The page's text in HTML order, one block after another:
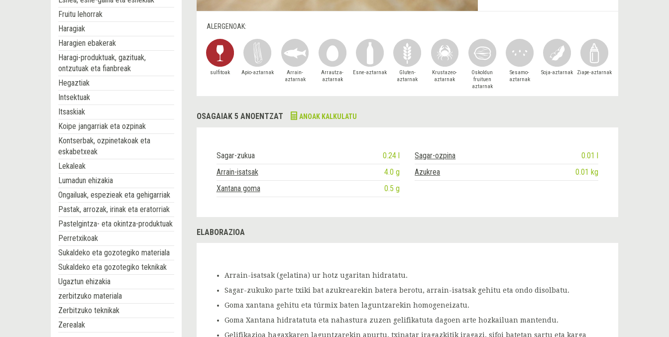
Fruitu lehorrak
Haragiak
Haragien ebakerak
Haragi-produktuak, gazituak,
ontzutuak eta fianbreak
Hegaztiak
Intsektuak
Itsaskiak
Koipe jangarriak eta ozpinak
Kontserbak, ozpinetakoak eta
eskabetxeak
Lekaleak
Lumadun ehizakia
Ongailuak, espezieak eta gehigarriak
Pastak, arrozak, irinak eta eratorriak
Pastelgintza- eta okintza-produktuak
Perretxikoak
Sukaldeko eta gozotegiko materiala
Sukaldeko eta gozotegiko teknikak
Ugaztun ehizakia
zerbitzuko materiala
Zerbitzuko teknikak
Zerealak
ALERGENOAK:
sulfitoak Apio-aztarnak
Arrain-
aztarnak
Arrautza-
aztarnak
Esne-aztarnak
Gluten-
aztarnak
Krustazeo-
aztarnak
Oskoldun
fruituen
aztarnak
Sesamo-
aztarnak
Soja-aztarnak Ziape-aztarnak
OSAGAIAK 5 ANOENTZAT ANOAK KALKULATU
Sagar-zukua 0.24 l Sagar-ozpina
0.01 l
Arrain-isatsak
4.0 g Azukrea
0.01 kg
Xantana goma
0.5 g
ELABORAZIOA
Arrain-isatsak (gelatina) ur hotz ugaritan hidratatu.
Sagar-zukuko parte txiki bat azukrearekin batera berotu, arrain-isatsak gehitu eta ondo disolbatu.
Goma xantana gehitu eta túrmix baten laguntzarekin homogeneizatu.
Goma Xantana hidratatuta eta nahastura zuzen gelifikatuta dagoen arte hozkailuan mantendu.
Gelifikazioa hagaxkaren laguntzarekin apurtu, txinatar iragazkitik iragazi, sifoi batetan sartu eta karga